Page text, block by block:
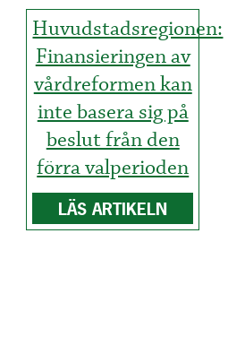
Huvudstadsregionen:
Finansieringen av
vårdreformen kan
inte basera sig på
beslut från den
förra valperioden
LÄS ARTIKELN